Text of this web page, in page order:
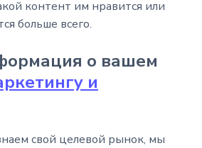
контент им нравится или
больше всего.
о вашем
и
свой целевой рынок, мы